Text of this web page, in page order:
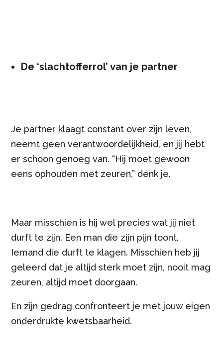
De ‘slachtofferrol’ van je partner
Je partner klaagt constant over zijn leven,
neemt geen verantwoordelijkheid, en jij hebt
er schoon genoeg van. “Hij moet gewoon
eens ophouden met zeuren,” denk je.
Maar misschien is hij wel precies wat jij niet
durft te zijn. Een man die zijn pijn toont.
Iemand die durft te klagen. Misschien heb jij
geleerd dat je altijd sterk moet zijn, nooit mag
zeuren, altijd moet doorgaan.
En zijn gedrag confronteert je met jouw eigen
onderdrukte kwetsbaarheid.